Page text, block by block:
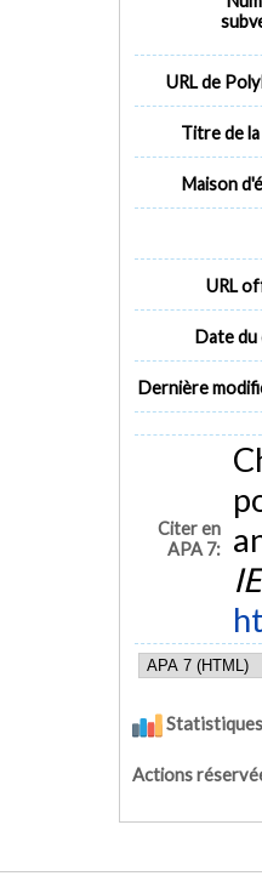
URL de
Titre de
Maison
URL
Date
Dernière
Citer en
APA 7:
Statistiques
Actions